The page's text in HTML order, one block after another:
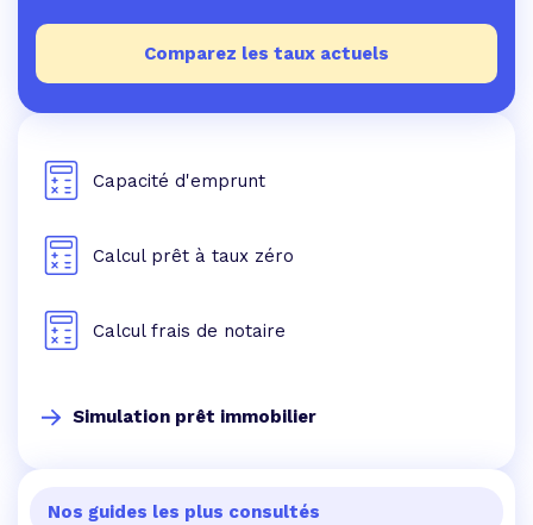
Comparez les taux actuels
Capacité d'emprunt
Calcul prêt à taux zéro
Calcul frais de notaire
Simulation prêt immobilier
Nos guides les plus consultés